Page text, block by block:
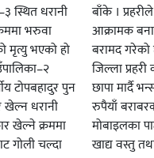
स्थित धरानी
भरुवा
मृत्यु भएको हो
टोपबहादुर पुन
खेल्न धरानी
खेल्ने क्रममा
गोली चल्दा
बाँके ।
आक्रामक
बरामद
जिल्ला
छापा मार्दै
रुपैयाँ
मोबाइलका
खाद्य वस्तु